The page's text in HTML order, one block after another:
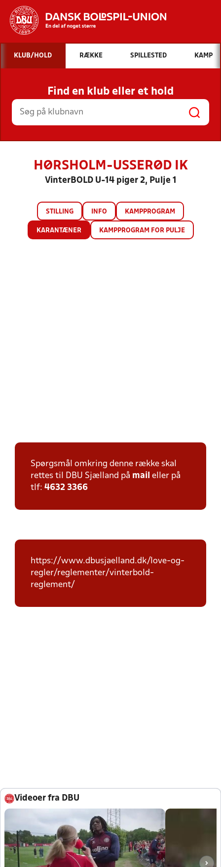
Hvad vil du søge efter?
INDHOLD OG NYHEDER
STILLINGER, RESULTATER, KLUBBER OG
HOLD
KLUB/HOLD RÆKKE SPILLESTED KAMP
Find en klub eller et hold
HØRSHOLM-USSERØD IK
VinterBOLD U-14 piger 2, Pulje 1
STILLING INFO KAMPPROGRAM
KARANTÆNER KAMPPROGRAM FOR PULJE
Spørgsmål omkring denne række skal
rettes til DBU Sjælland på mail eller på
tlf: 4632 3366
https://www.dbusjaelland.dk/love-og-
regler/reglementer/vinterbold-
reglement/
Videoer fra DBU